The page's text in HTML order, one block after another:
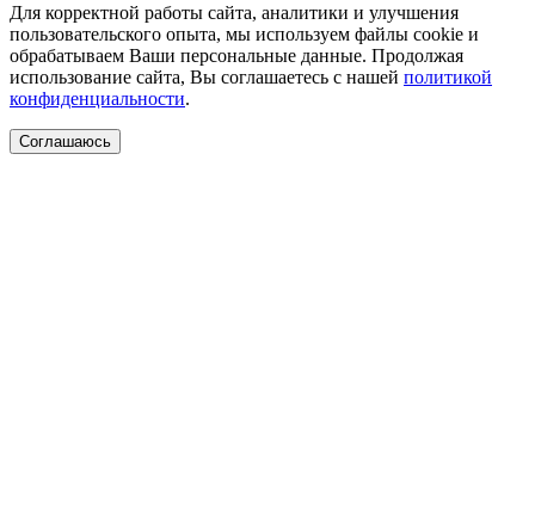
Для корректной работы сайта, аналитики и улучшения
пользовательского опыта, мы используем файлы cookie и
обрабатываем Ваши персональные данные. Продолжая
использование сайта, Вы соглашаетесь с нашей политикой
конфиденциальности.
Соглашаюсь